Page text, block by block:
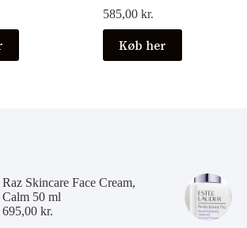
585,00kr.
Køb her
Raz Skincare Face Cream,
Calm 50 ml
695,00 kr.